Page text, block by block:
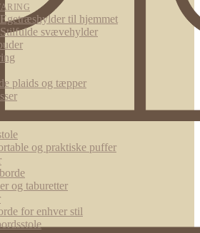
Egetræshylder til hjemmet
Stilfulde svævehylder
plaids og tæpper
og praktiske puffer
og taburetter
for enhver stil